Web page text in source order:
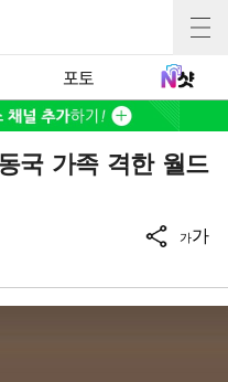
포토
국 가족 격한 월드
가가